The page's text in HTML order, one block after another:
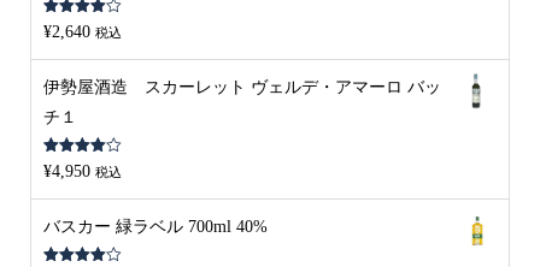
5段階中
4.00の評
価
¥2,640 税込
伊勢屋酒造 スカーレット ヴェルデ・アマーロ バッ
チ１
5段階中
4.00の評
価
¥4,950 税込
バスカー 緑ラベル 700ml 40%